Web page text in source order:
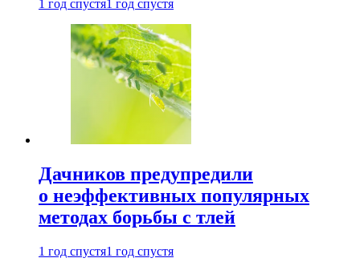
1 год спустя1 год спустя
Дачников предупредили
о неэффективных популярных
методах борьбы с тлей
1 год спустя1 год спустя